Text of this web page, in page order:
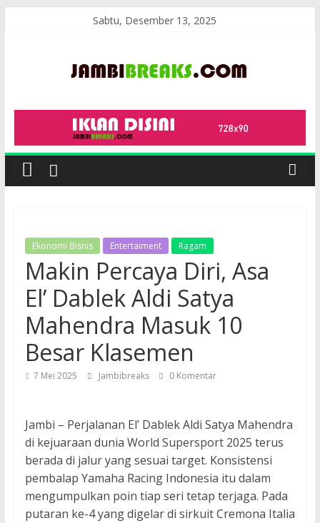
Sabtu, Desember 13, 2025
JambiBreaks
Ekonomi Bisnis Entertaiment Ragam
Makin Percaya Diri, Asa
El’ Dablek Aldi Satya
Mahendra Masuk 10
Besar Klasemen
7 Mei 2025 Jambibreaks 0 Komentar
Jambi – Perjalanan El’ Dablek Aldi Satya Mahendra
di kejuaraan dunia World Supersport 2025 terus
berada di jalur yang sesuai target. Konsistensi
pembalap Yamaha Racing Indonesia itu dalam
mengumpulkan poin tiap seri tetap terjaga. Pada
putaran ke-4 yang digelar di sirkuit Cremona Italia